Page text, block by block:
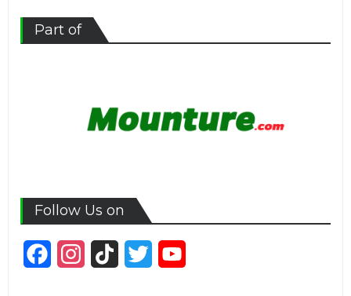
Part of
Follow Us on
FacebookInstagram
TikTok Twitter